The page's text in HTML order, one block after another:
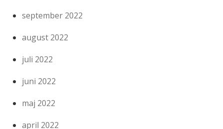
september 2022
august 2022
juli 2022
juni 2022
maj 2022
april 2022